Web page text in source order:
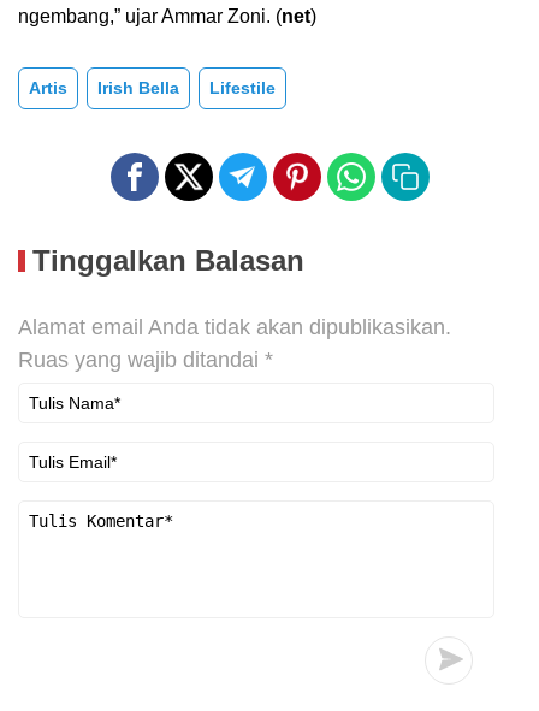
ngembang,” ujar Ammar Zoni. (net)
Artis Irish Bella Lifestile
Tinggalkan Balasan
Alamat email Anda tidak akan dipublikasikan.
Ruas yang wajib ditandai *